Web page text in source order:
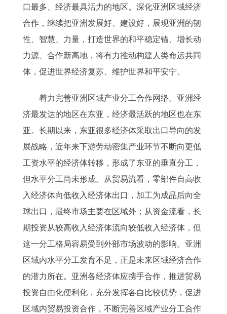
口最多、经济最具活力的地区。深化亚洲区域经济
合作，继续把亚洲发展好、建设好，展现亚洲的韧
性、智慧、力量，打造世界的和平稳定锚、增长动
力源、合作新高地，将有力推动构建人类命运共同
体，促进世界经济复苏、维护世界和平安宁。
着力完善亚洲区域产业分工合作网络。亚洲经
济最发达的地区在东亚，经济最活跃的地区也在东
亚。长期以来，东亚很多经济体采取出口导向的发
展战略，近年来下游劳动密集产业环节不断向更低
工资水平的经济体转移，形成了东亚的垂直分工，
但水平分工尚未形成。从贸易流看，零部件自高收
入经济体向低收入经济体出口，加工为成品后向全
球出口，最终市场主要在区域外；从资金流看，长
期投资从较高收入经济体流向较低收入经济体，但
这一分工格局容易受到外部市场波动的影响。亚洲
区域内水平分工发育不足，正是未来区域经济合作
的潜力所在。亚洲各经济体应携手合作，推进贸易
投资自由化便利化，充分发挥各自比较优势，促进
区域内贸易投资合作，不断完善区域产业分工合作